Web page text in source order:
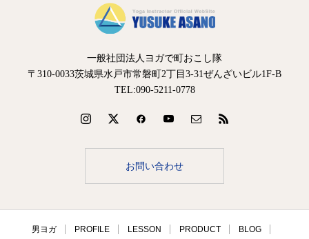
一般社団法人ヨガで町おこし隊
〒310-0033茨城県水戸市常磐町2丁目3-31ぜんざいビル1F-B
TEL:090-5211-0778
お問い合わせ
男ヨガ PROFILE LESSON PRODUCT BLOG